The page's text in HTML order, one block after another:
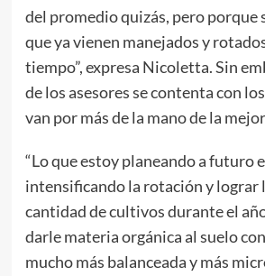
del promedio quizás, pero porque
que ya vienen manejados y
tiempo”, expresa Nicoletta. Sin
de los asesores se contenta con
van por más de la mano de la
“Lo que estoy planeando a futuro
intensificando la rotación y lograr
cantidad de cultivos durante el
darle materia orgánica al suelo
mucho más balanceada y más